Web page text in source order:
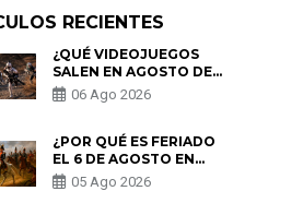
RECIENTES
¿QUÉ VIDEOJUEGOS
SALEN EN AGOSTO DE
2026? ESTOS SON LOS
ESTRENOS MÁS
06 Ago 2026
¿POR QUÉ ES FERIADO
EL 6 DE AGOSTO EN
PERÚ? ESTA ES LA
HISTORIA
05 Ago 2026